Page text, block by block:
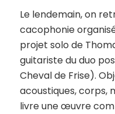
Le lendemain, on
cacophonie
projet solo de
guitariste du duo
Cheval de Frise).
acoustiques, corps,
livre une œuvre